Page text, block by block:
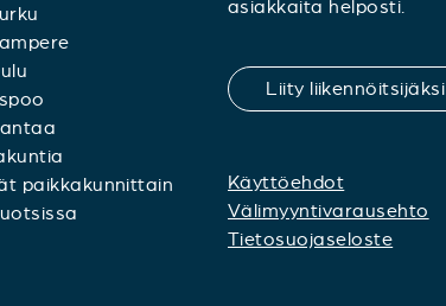
paikkakunnittain
asiakkaita helposti.
Liity liikennöitsijäksi
Käyttöehdot
Välimyyntivarausehto
Tietosuojaseloste